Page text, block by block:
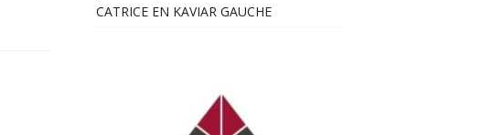
CATRICE EN KAVIAR GAUCHE